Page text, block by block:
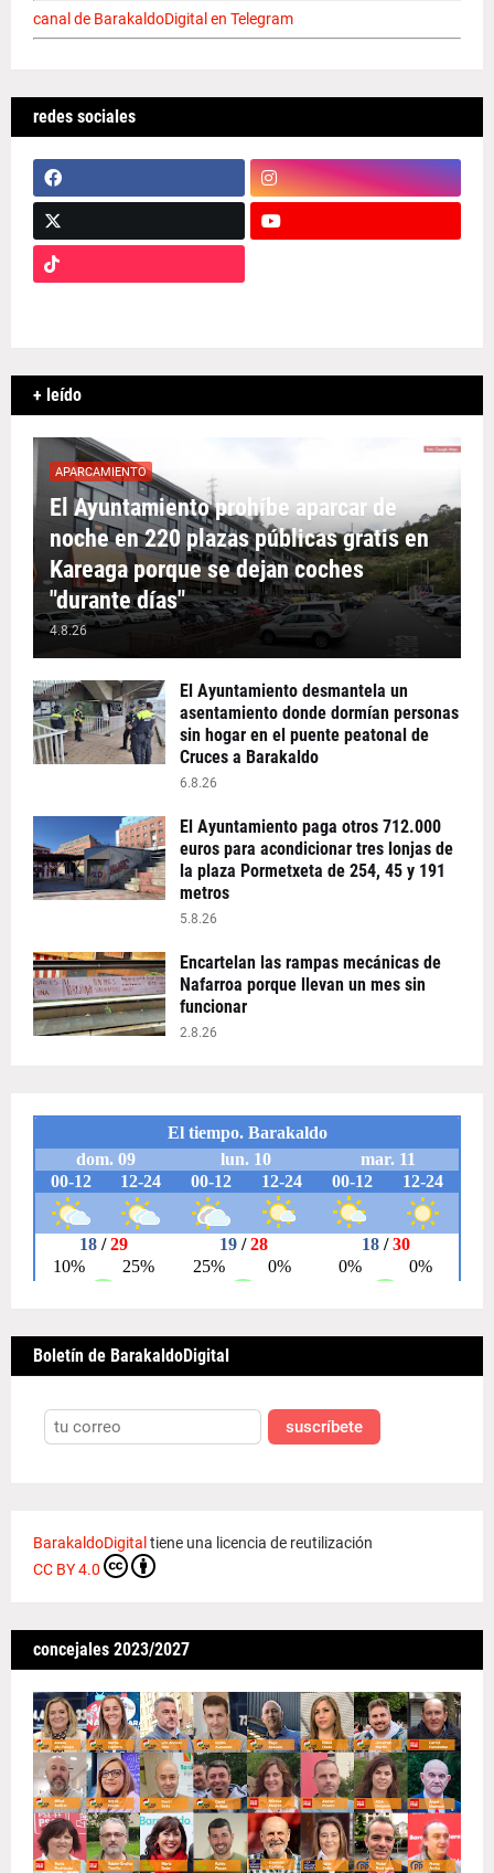
canal de BarakaldoDigital en Telegram
redes sociales
+ leído
APARCAMIENTO
El Ayuntamiento prohíbe aparcar de
noche en 220 plazas públicas gratis en
Kareaga porque se dejan coches
"durante días"
4.8.26
El Ayuntamiento desmantela un
asentamiento donde dormían personas
sin hogar en el puente peatonal de
Cruces a Barakaldo
6.8.26
El Ayuntamiento paga otros 712.000
euros para acondicionar tres lonjas de
la plaza Pormetxeta de 254, 45 y 191
metros
5.8.26
Encartelan las rampas mecánicas de
Nafarroa porque llevan un mes sin
funcionar
2.8.26
Boletín de BarakaldoDigital
suscríbete
BarakaldoDigital tiene una licencia de reutilización
CC BY 4.0
concejales 2023/2027